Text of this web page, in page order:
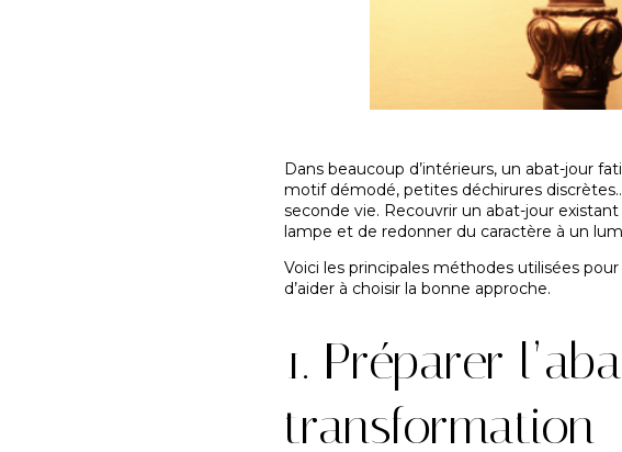
Dans beaucoup d’intérieurs, un abat-jour
motif démodé, petites déchirures
seconde vie. Recouvrir un abat-jour
lampe et de redonner du caractère à un
Voici les principales méthodes utilisées
d’aider à choisir la bonne approche.
1. Préparer
transformation